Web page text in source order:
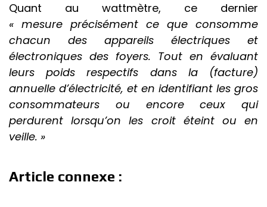
Quant au wattmètre, ce dernier
« mesure précisément ce que consomme
chacun des appareils électriques et
électroniques des foyers. Tout en évaluant
leurs poids respectifs dans la (facture)
annuelle d’électricité, et en identifiant les gros
consommateurs ou encore ceux qui
perdurent lorsqu’on les croit éteint ou en
veille. »
Article connexe :